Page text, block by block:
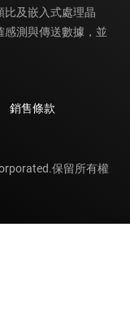
比及嵌入式處理晶
感測與傳送數據，並
銷售條款
保留所有權